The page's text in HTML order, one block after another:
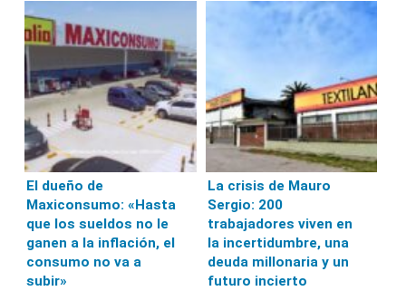
El dueño de
Maxiconsumo: «Hasta
que los sueldos no le
ganen a la inflación, el
consumo no va a
subir»
La crisis de Mauro
Sergio: 200
trabajadores viven en
la incertidumbre, una
deuda millonaria y un
futuro incierto